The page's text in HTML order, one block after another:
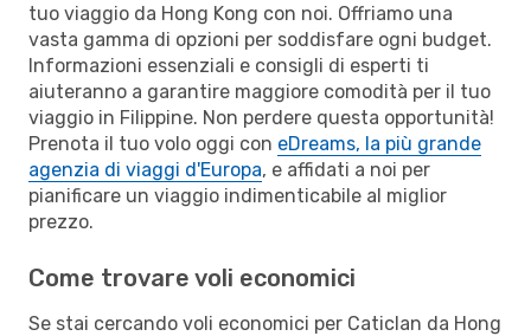
tuo viaggio da Hong Kong con noi. Offriamo una
vasta gamma di opzioni per soddisfare ogni budget.
Informazioni essenziali e consigli di esperti ti
aiuteranno a garantire maggiore comodità per il tuo
viaggio in Filippine. Non perdere questa opportunità!
Prenota il tuo volo oggi con eDreams, la più grande
agenzia di viaggi d'Europa, e affidati a noi per
pianificare un viaggio indimenticabile al miglior
prezzo.
Come trovare voli economici
Se stai cercando voli economici per Caticlan da Hong